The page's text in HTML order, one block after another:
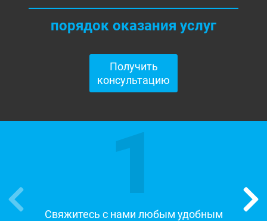
порядок оказания услуг
Получить
консультацию
1
Свяжитесь с нами любым удобным